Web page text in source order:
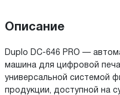
Описание
Duplo DC-646 PRO —
машина для цифровой
универсальной системой
продукции, доступной на